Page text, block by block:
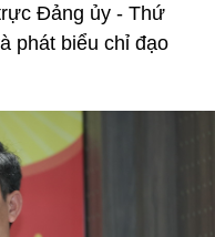
Đảng ủy - Thứ
phát biểu chỉ đạo